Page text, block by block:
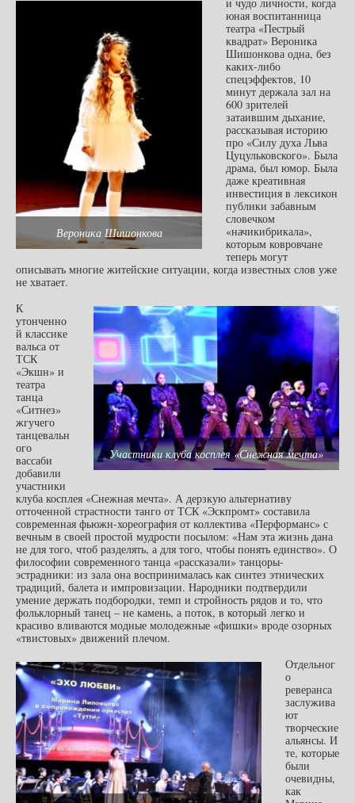
Вероника Шишонкова
юная воспитанница
театра «Пестрый
квадрат» Вероника
Шишонкова одна, без
каких-либо
спецэффектов, 10
минут держала зал на
600 зрителей
затаившим дыхание,
рассказывая историю
про «Силу духа Льва
Цуцульковского». Была
драма, был юмор. Была
даже креативная
инвестиция в лексикон
публики забавным
словечком
«начикибрикала»,
которым ковровчане
теперь могут
описывать многие житейские ситуации, когда известных слов уже
не хватает.
Участники клуба косплея «Снежная мечта»
К
утонченно
й классике
вальса от
ТСК
«Экшн» и
театра
танца
«Ситнез»
жгучего
танцевальн
ого
вассаби
добавили
участники
клуба косплея «Снежная мечта». А дерзкую альтернативу
отточенной страстности танго от ТСК «Эскпромт» составила
современная фьюжн-хореография от коллектива «Перформанс» с
вечным в своей простой мудрости посылом: «Нам эта жизнь дана
не для того, чтоб разделять, а для того, чтобы понять единство». О
философии современного танца «рассказали» танцоры-
эстрадники: из зала она воспринималась как синтез этнических
традиций, балета и импровизации. Народники подтвердили
умение держать подбородки, темп и стройность рядов и то, что
фольклорный танец – не камень, а поток, в который легко и
красиво вливаются модные молодежные «фишки» вроде озорных
«твистовых» движений плечом.
Отдельног
о
реверанса
заслужива
ют
творческие
альянсы. И
те, которые
были
очевидны,
как